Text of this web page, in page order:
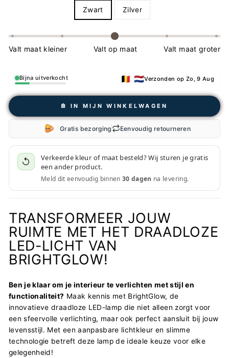
Zwart Zilver
Valt maat kleiner Valt op maat Valt maat groter
Bijna uitverkocht 🇧🇪 🇳🇱Verzonden op Zo, 9 Aug
𖠩 IN MIJN WINKELWAGEN
Gratis bezorging Eenvoudig retourneren
↺
Verkeerde kleur of maat besteld? Wij sturen je gratis
een ander product.
Meld dit eenvoudig binnen 30 dagen na levering.
TRANSFORMEER JOUW
RUIMTE MET HET DRAADLOZE
LED-LICHT VAN
BRIGHTGLOW!
Ben je klaar om je interieur te verlichten met stijl en
functionaliteit? Maak kennis met BrightGlow, de
innovatieve draadloze LED-lamp die niet alleen zorgt voor
een sfeervolle verlichting, maar ook perfect aansluit bij jouw
levensstijl. Met een aanpasbare lichtkleur en slimme
technologie betreft deze lamp de ideale keuze voor elke
gelegenheid!